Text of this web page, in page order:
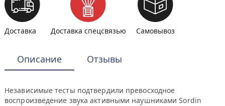
Доставка Доставка спецсвязью Самовывоз
Описание Отзывы
Независимые тесты подтвердили превосходное
воспроизведение звука активными наушниками Sordin